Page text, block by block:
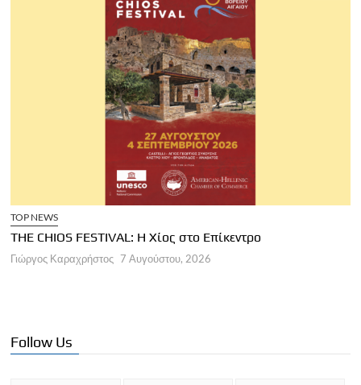
TOP NEWS
THE CHIOS FESTIVAL: Η Χίος στο Επίκεντρο
Γιώργος Καραχρήστος 7 Αυγούστου, 2026
Follow Us